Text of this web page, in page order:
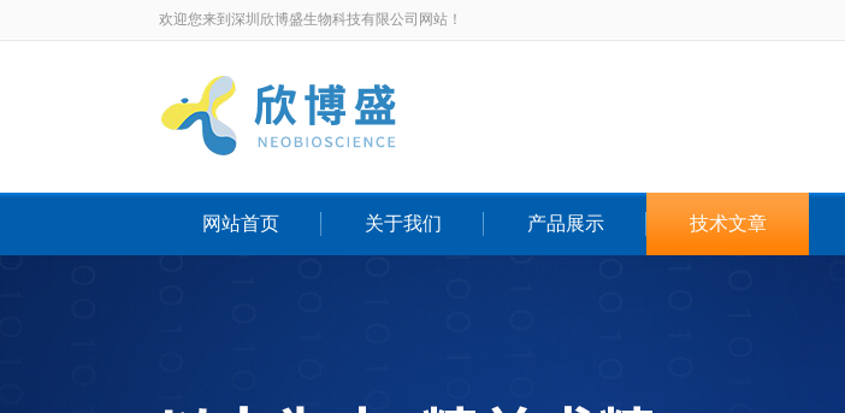
欢迎您来到深圳欣博盛生物科技有限公司网站！
网站首页 关于我们 产品展示 技术文章